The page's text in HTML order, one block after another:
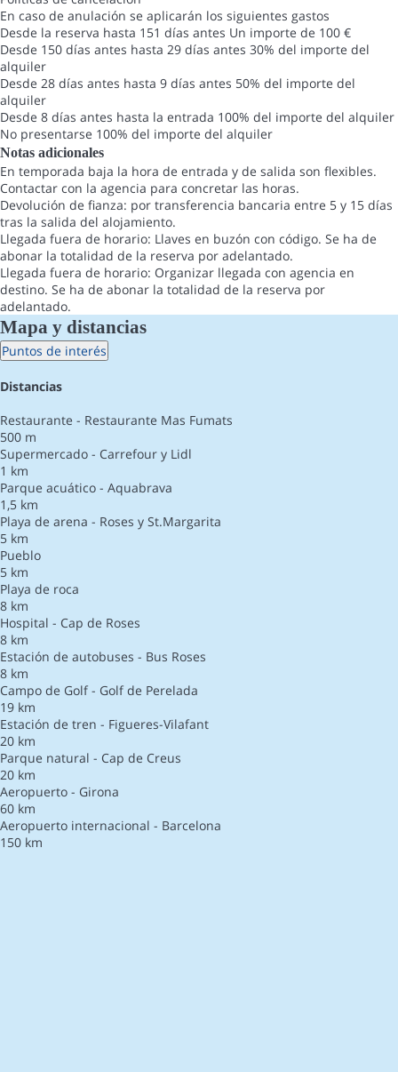
En caso de anulación se aplicarán los siguientes gastos
Desde la reserva hasta 151 días antes Un importe de 100 €
Desde 150 días antes hasta 29 días antes 30% del importe del
alquiler
Desde 28 días antes hasta 9 días antes 50% del importe del
alquiler
Desde 8 días antes hasta la entrada 100% del importe del alquiler
No presentarse 100% del importe del alquiler
Notas adicionales
En temporada baja la hora de entrada y de salida son flexibles.
Contactar con la agencia para concretar las horas.
Devolución de fianza: por transferencia bancaria entre 5 y 15 días
tras la salida del alojamiento.
Llegada fuera de horario: Llaves en buzón con código. Se ha de
abonar la totalidad de la reserva por adelantado.
Llegada fuera de horario: Organizar llegada con agencia en
destino. Se ha de abonar la totalidad de la reserva por
adelantado.
Mapa y distancias
Puntos de interés
Distancias
Restaurante - Restaurante Mas Fumats
500 m
Supermercado - Carrefour y Lidl
1 km
Parque acuático - Aquabrava
1,5 km
Playa de arena - Roses y St.Margarita
5 km
Pueblo
5 km
Playa de roca
8 km
Hospital - Cap de Roses
8 km
Estación de autobuses - Bus Roses
8 km
Campo de Golf - Golf de Perelada
19 km
Estación de tren - Figueres-Vilafant
20 km
Parque natural - Cap de Creus
20 km
Aeropuerto - Girona
60 km
Aeropuerto internacional - Barcelona
150 km